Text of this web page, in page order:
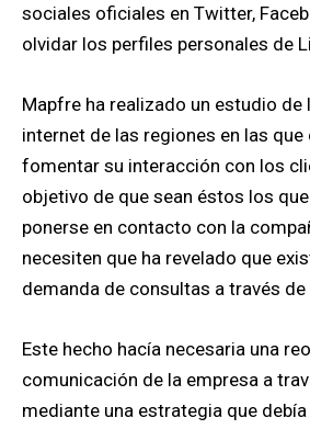
sociales oficiales en Twitter,
olvidar los perfiles personales de
Mapfre ha realizado un estudio de
internet de las regiones en las que
fomentar su interacción con los
objetivo de que sean éstos los
ponerse en contacto con la
necesiten que ha revelado que
demanda de consultas a través
Este hecho hacía necesaria una
comunicación de la empresa a
mediante una estrategia que